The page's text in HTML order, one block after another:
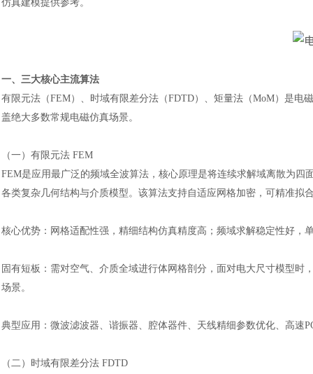
仿真建模提供参考。
一、三大核心主流算法
有限元法（FEM）、时域有限差分法（FDTD）、矩量法（MoM）是电
盖绝大多数常规电磁仿真场景。
（一）有限元法 FEM
FEM是应用最广泛的频域全波算法，核心原理是将连续求解域离散为
各类复杂几何结构与介质模型。该算法支持自适应网格加密，可精准拟
核心优势：网格适配性强，精细结构仿真精度高；频域求解稳定性好
固有短板：需对空气、介质全域进行体网格剖分，面对电大尺寸模型
场景。
典型应用：微波滤波器、谐振器、腔体器件、天线精细参数优化、高速
（二）时域有限差分法 FDTD